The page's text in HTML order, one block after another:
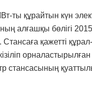
ты құрайтын күн
алғашқы бөлігі
қажетті
стансасының